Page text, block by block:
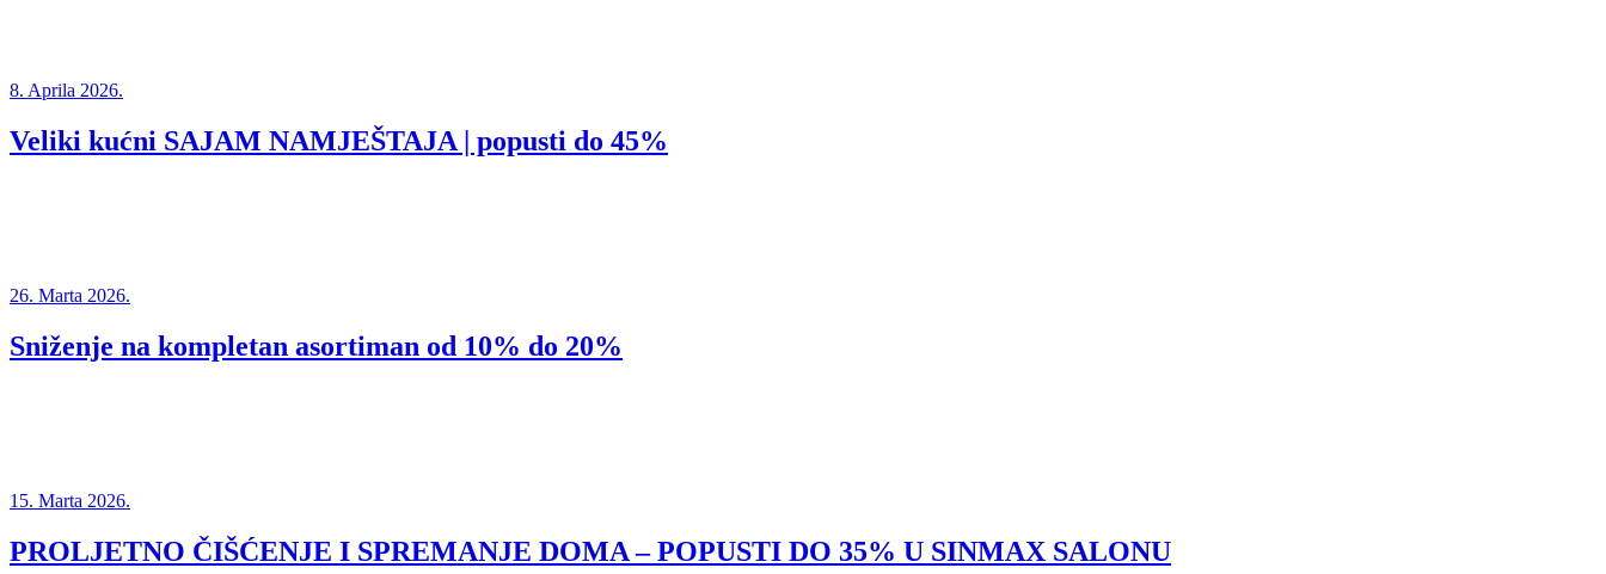
8. Aprila 2026.
Veliki kućni SAJAM NAMJEŠTAJA | popusti do 45%
26. Marta 2026.
Sniženje na kompletan asortiman od 10% do 20%
15. Marta 2026.
PROLJETNO ČIŠĆENJE I SPREMANJE DOMA – POPUSTI DO 35% U SINMAX SALONU